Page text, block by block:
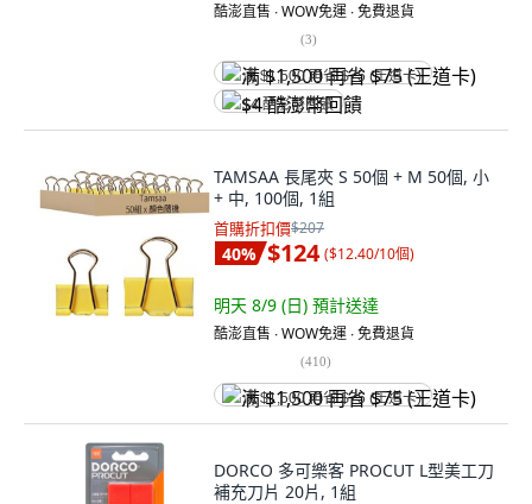
酷澎直售 ∙ WOW免運 ∙ 免費退貨
(3)
满 $1,500 再省 $75 (王道卡)
$4 酷澎幣回饋
TAMSAA 長尾夾 S 50個 + M 50個, 小
+ 中, 100個, 1組
首購折扣價$207
40% $124 ($12.40/10個)
明天 8/9 (日) 預計送達
酷澎直售 ∙ WOW免運 ∙ 免費退貨
(410)
满 $1,500 再省 $75 (王道卡)
DORCO 多可樂客 PROCUT L型美工刀
補充刀片 20片, 1組